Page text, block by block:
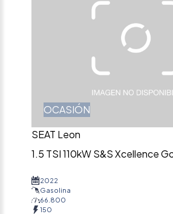
OCASIÓN
SEAT Leon
1.5 TSI 110kW S&S Xcellence
2022
Gasolina
66.800
150